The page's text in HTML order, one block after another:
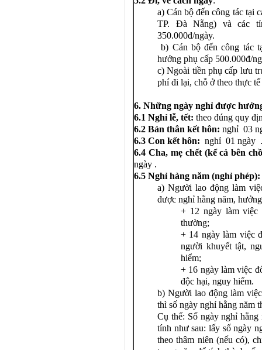
a) Cán bộ đến công tác tại
TP. Đà Nẵng) và các
350.000đ/ngày.
b) Cán bộ đến công tác
hưởng phụ cấp 500.000đ/
c) Ngoài tiền phụ cấp lưu
phí đi lại, chỗ ở theo thực
6. Những ngày nghỉ được
6.1 Nghỉ lễ, tết: theo đúng quy
6.2 Bản thân kết hôn: nghỉ 03
6.3 Con kết hôn: nghỉ 01 ngày .
6.4 Cha, mẹ chết (kể cả bên
ngày .
6.5 Nghỉ hàng năm (nghỉ phép):
a) Người lao động làm
được nghỉ hằng năm,
+ 12 ngày làm
thường;
+ 14 ngày làm việc
người khuyết tật,
hiểm;
+ 16 ngày làm việc
độc hại, nguy hiểm.
b) Người lao động làm
thì số ngày nghỉ hằng năm
Cụ thể: Số ngày nghỉ
tính như sau: lấy số ngày
theo thâm niên (nếu có),